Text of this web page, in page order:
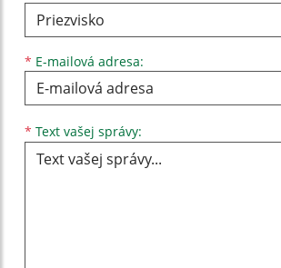
* E-mailová adresa:
* Text vašej správy: